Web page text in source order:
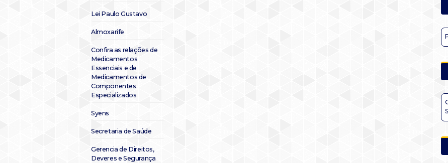
Lei Paulo Gustavo
Almoxarife
Confira as relações de
Medicamentos
Essenciais e de
Medicamentos de
Componentes
Especializados
Syens
Secretaria de Saúde
Gerencia de Direitos,
Deveres e Segurança